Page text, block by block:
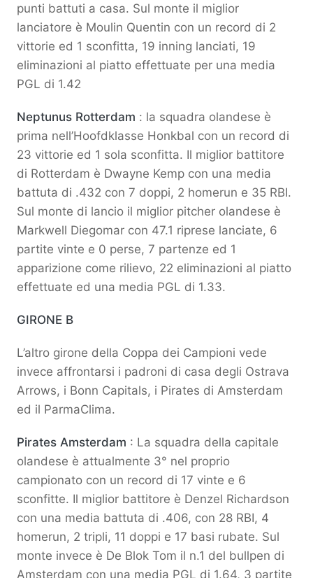
punti battuti a casa. Sul monte il miglior
lanciatore è Moulin Quentin con un record di 2
vittorie ed 1 sconfitta, 19 inning lanciati, 19
eliminazioni al piatto effettuate per una media
PGL di 1.42
Neptunus Rotterdam : la squadra olandese è
prima nell’Hoofdklasse Honkbal con un record di
23 vittorie ed 1 sola sconfitta. Il miglior battitore
di Rotterdam è Dwayne Kemp con una media
battuta di .432 con 7 doppi, 2 homerun e 35 RBI.
Sul monte di lancio il miglior pitcher olandese è
Markwell Diegomar con 47.1 riprese lanciate, 6
partite vinte e 0 perse, 7 partenze ed 1
apparizione come rilievo, 22 eliminazioni al piatto
effettuate ed una media PGL di 1.33.
GIRONE B
L’altro girone della Coppa dei Campioni vede
invece affrontarsi i padroni di casa degli Ostrava
Arrows, i Bonn Capitals, i Pirates di Amsterdam
ed il ParmaClima.
Pirates Amsterdam : La squadra della capitale
olandese è attualmente 3° nel proprio
campionato con un record di 17 vinte e 6
sconfitte. Il miglior battitore è Denzel Richardson
con una media battuta di .406, con 28 RBI, 4
homerun, 2 tripli, 11 doppi e 17 basi rubate. Sul
monte invece è De Blok Tom il n.1 del bullpen di
Amsterdam con una media PGL di 1.64, 3 partite